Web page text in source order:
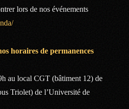
lors de nos événements
horaires de permanences
au local CGT (bâtiment 12) de
Triolet) de l’Université de